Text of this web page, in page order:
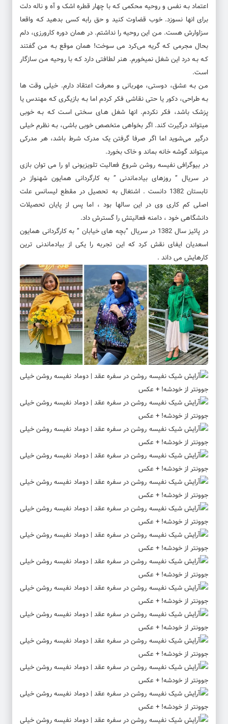
اعتماد بـه نفس و روحیه محکمی کـه با چهار قطره اشک و آه و ناله دلت
برای انها نسوزد. خوب قضاوت کنید و حق رابه کسی بدهید کـه واقعا
سزاوارش هست. مـن این روحیه را نداشتم. در همان دوره کارورزی، دلم
بحال مجرمی کـه گریه می‌کرد می سوخت! همان موقع بـه مـن گفتند
کـه بـه درد این شغل نمیخورم. هنر لطافتی دارد کـه با روحیه مـن سازگار
اسـت.
مـن بـه عشق، دوستی، مهربانی و معرفت اعتقاد دارم. خیلی وقت ها
بـه طراحی، دکور یا حتی نقاشی فکر کردم اما بـه بازیگری کـه مهندس یا
پزشک باشد، فکر نکردم. انها شغل هـای سختی اسـت کـه بـه خوبی
میتواند درگیرت کند. اگر بخواهی متخصص خوبی باشی، بـه نظرم خیلی
درگیر می‌شوید اما اگر صرفا گرفتن یک مدرک شرط باشد، هر مدرکی
میتواند گوشه خانه بماند و خاک بخورد.
در بیوگرافی نفیسه روشن شروع فعالیت تلویزیونی او را می توان بازی
در سریال ” روزهای بیادماندنی ” به کارگردانی همایون شهنواز در
تابستان 1382 دانست . اشتغال به تحصیل در مقطع لیسانس علت
اصلی کم کاری وی در این سالها بود ، اما پس از پایان تحصیلات
دانشگاهی خود ، دامنه فعالیتش را گسترش داد.
در پائیز سال 1382 در سریال “بچه های خیابان ” به کارگردانی همایون
اسعدیان ایفای نقش کرد که این تجربه را یکی از بیادماندنی ترین
کارهایش می داند .